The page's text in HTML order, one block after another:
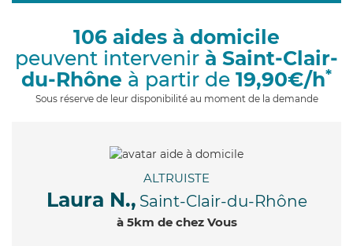
g
i
o
106 aides à domicile
peuvent intervenir à Saint-Clair-
du-Rhône à partir de 19,90€/h*
Sous réserve de leur disponibilité au moment de la demande
ALTRUISTE
Laura N., Saint-Clair-du-Rhône
à 5km de chez Vous